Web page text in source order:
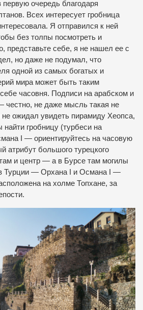
очередь благодаря
Всех интересует гробница
Я отправился к ней
без толпы посмотреть и
представьте себе, я не нашел ее с
но даже не подумал, что
одной из самых богатых и
мира может быть таким
часовня. Подписи на арабском и
честно, не даже мысль такая не
не ожидал увидеть пирамиду Хеопса,
гробницу (турбеси на
I — ориентируйтесь на часовую
большого турецкого
и центр — а в Бурсе там могилы
Турции — Орхана I и Османа I —
на холме Топхане, за